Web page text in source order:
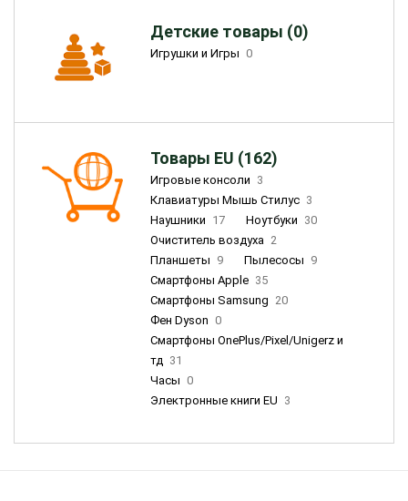
Детские товары (0)
Игрушки и Игры 0
Товары EU (162)
Игровые консоли 3
Клавиатуры Мышь Стилус 3
Наушники 17 Ноутбуки 30
Очиститель воздуха 2
Планшеты 9 Пылесосы 9
Смартфоны Apple 35
Смартфоны Samsung 20
Фен Dyson 0
Смартфоны OnePlus/Pixel/Unigerz и
тд 31
Часы 0
Электронные книги EU 3